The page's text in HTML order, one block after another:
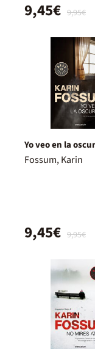
9,95€
9,45€
Yo veo en la
Fossum, Karin
9,95€
9,45€